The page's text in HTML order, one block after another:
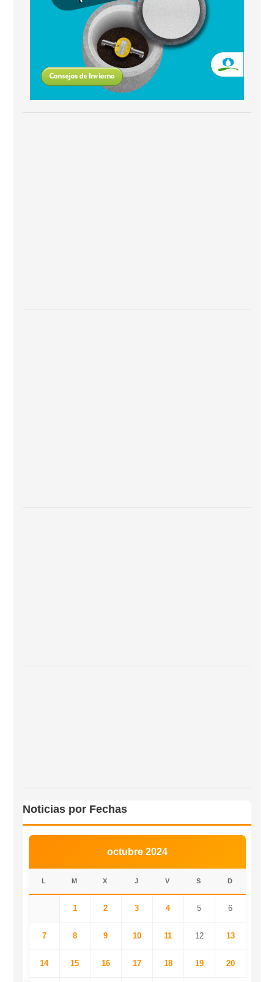
Noticias por Fechas
octubre 2024
L M X J V S D
1 2 3 4 5 6
7 8 9 10 11 12 13
14 15 16 17 18 19 20